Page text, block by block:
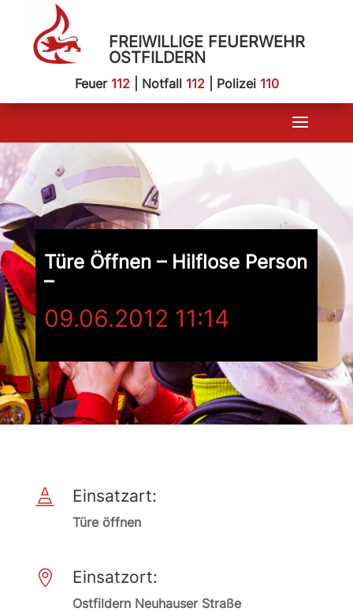
FREIWILLIGE FEUERWEHR
OSTFILDERN
Feuer 112| Notfall 112| Polizei 110
Türe Öffnen – Hilflose Person
–
09.06.2012 11:14
 Einsatzart:
Türe öffnen
 Einsatzort:
Ostfildern Neuhauser Straße